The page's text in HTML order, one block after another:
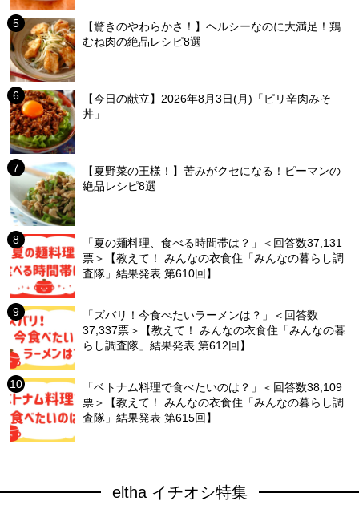
【驚きのやわらかさ！】ヘルシーなのに大満足！鶏
むね肉の絶品レシピ8選
【今日の献立】2026年8月3日(月)「ピリ辛肉みそ
丼」
【夏野菜の王様！】苦みがクセになる！ピーマンの
絶品レシピ8選
「夏の麺料理、食べる時間帯は？」＜回答数37,131
票＞【教えて！ みんなの衣食住「みんなの暮らし調
査隊」結果発表 第610回】
「ズバリ！今食べたいラーメンは？」＜回答数
37,337票＞【教えて！ みんなの衣食住「みんなの暮
らし調査隊」結果発表 第612回】
「ベトナム料理で食べたいのは？」＜回答数38,109
票＞【教えて！ みんなの衣食住「みんなの暮らし調
査隊」結果発表 第615回】
eltha イチオシ特集